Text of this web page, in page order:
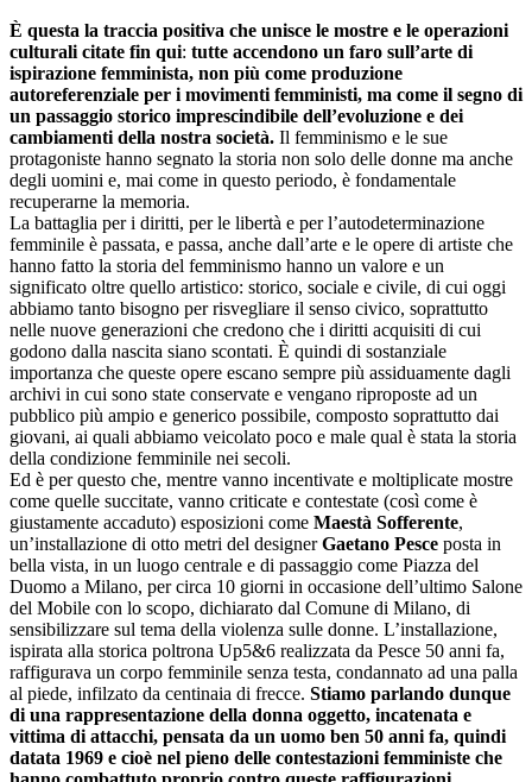
È questa la traccia positiva che unisce le mostre e le operazioni
culturali citate fin qui: tutte accendono un faro sull’arte di
ispirazione femminista, non più come produzione
autoreferenziale per i movimenti femministi, ma come il segno di
un passaggio storico imprescindibile dell’evoluzione e dei
cambiamenti della nostra società. Il femminismo e le sue
protagoniste hanno segnato la storia non solo delle donne ma anche
degli uomini e, mai come in questo periodo, è fondamentale
recuperarne la memoria.
La battaglia per i diritti, per le libertà e per l’autodeterminazione
femminile è passata, e passa, anche dall’arte e le opere di artiste che
hanno fatto la storia del femminismo hanno un valore e un
significato oltre quello artistico: storico, sociale e civile, di cui oggi
abbiamo tanto bisogno per risvegliare il senso civico, soprattutto
nelle nuove generazioni che credono che i diritti acquisiti di cui
godono dalla nascita siano scontati. È quindi di sostanziale
importanza che queste opere escano sempre più assiduamente dagli
archivi in cui sono state conservate e vengano riproposte ad un
pubblico più ampio e generico possibile, composto soprattutto dai
giovani, ai quali abbiamo veicolato poco e male qual è stata la storia
della condizione femminile nei secoli.
Ed è per questo che, mentre vanno incentivate e moltiplicate mostre
come quelle succitate, vanno criticate e contestate (così come è
giustamente accaduto) esposizioni come Maestà Sofferente,
un’installazione di otto metri del designerGaetano Pesce posta in
bella vista, in un luogo centrale e di passaggio come Piazza del
Duomo a Milano, per circa 10 giorni in occasione dell’ultimo Salone
del Mobile con lo scopo, dichiarato dal Comune di Milano, di
sensibilizzare sul tema della violenza sulle donne. L’installazione,
ispirata alla storica poltrona Up5&6 realizzata da Pesce 50 anni fa,
raffigurava un corpo femminile senza testa, condannato ad una palla
al piede, infilzato da centinaia di frecce. Stiamo parlando dunque
di una rappresentazione della donna oggetto, incatenata e
vittima di attacchi, pensata da un uomo ben 50 anni fa, quindi
datata 1969 e cioè nel pieno delle contestazioni femministe che